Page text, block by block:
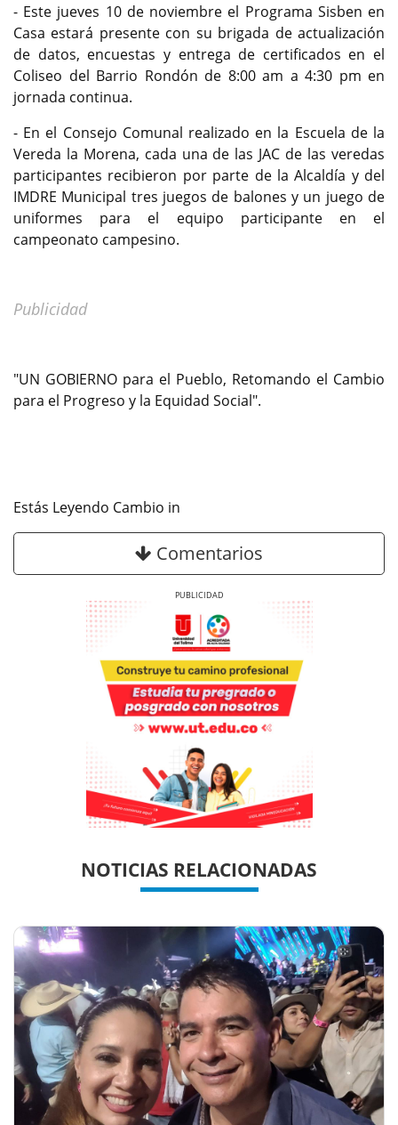
- Este jueves 10 de noviembre el Programa Sisben en
Casa estará presente con su brigada de actualización
de datos, encuestas y entrega de certificados en el
Coliseo del Barrio Rondón de 8:00 am a 4:30 pm en
jornada continua.
- En el Consejo Comunal realizado en la Escuela de la
Vereda la Morena, cada una de las JAC de las veredas
participantes recibieron por parte de la Alcaldía y del
IMDRE Municipal tres juegos de balones y un juego de
uniformes para el equipo participante en el
campeonato campesino.
Publicidad
"UN GOBIERNO para el Pueblo, Retomando el Cambio
para el Progreso y la Equidad Social".
Estás Leyendo Cambio in
Comentarios
NOTICIAS RELACIONADAS